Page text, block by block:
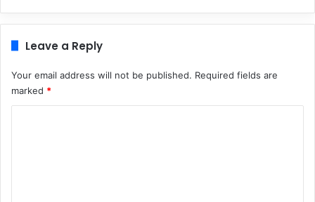
Leave a Reply
Your email address will not be published. Required fields are
marked *